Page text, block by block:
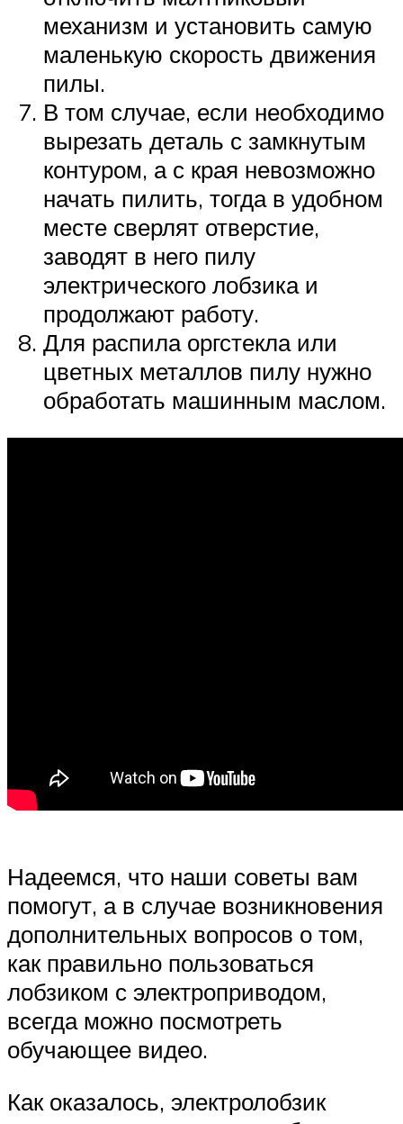
механизм и установить самую
маленькую скорость движения
пилы.
В том случае, если необходимо
вырезать деталь с замкнутым
контуром, а с края невозможно
начать пилить, тогда в удобном
месте сверлят отверстие,
заводят в него пилу
электрического лобзика и
продолжают работу.
Для распила оргстекла или
цветных металлов пилу нужно
обработать машинным маслом.
Надеемся, что наши советы вам
помогут, а в случае возникновения
дополнительных вопросов о том,
как правильно пользоваться
лобзиком с электроприводом,
всегда можно посмотреть
обучающее видео.
Как оказалось, электролобзик